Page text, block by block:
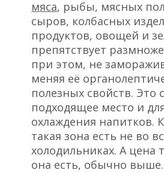
мяса, рыбы, мясных
сыров, колбасных
продуктов, овощей и
препятствует
при этом, не
меняя её
полезных свойств. Это
подходящее место и
охлаждения напитков.
такая зона есть не во
холодильниках. А цена
она есть, обычно выше.